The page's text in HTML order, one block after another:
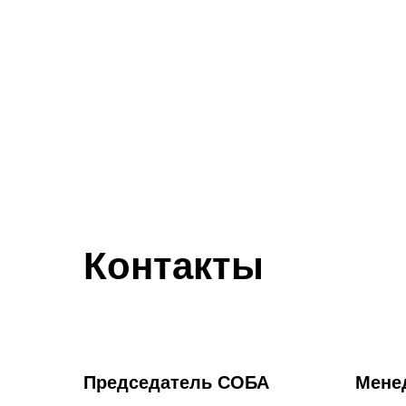
Контакты
Председатель СОБА